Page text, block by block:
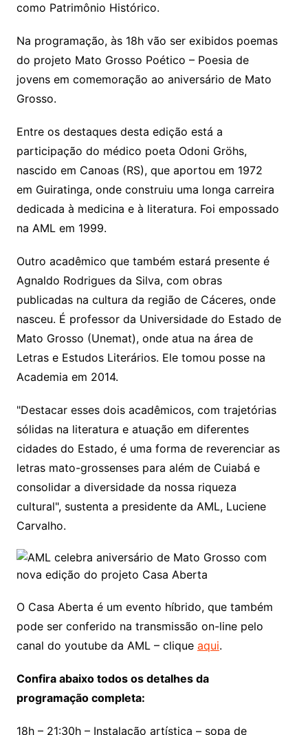
como Patrimônio Histórico.
Na programação, às 18h vão ser exibidos poemas
do projeto Mato Grosso Poético – Poesia de
jovens em comemoração ao aniversário de Mato
Grosso.
Entre os destaques desta edição está a
participação do médico poeta Odoni Gröhs,
nascido em Canoas (RS), que aportou em 1972
em Guiratinga, onde construiu uma longa carreira
dedicada à medicina e à literatura. Foi empossado
na AML em 1999.
Outro acadêmico que também estará presente é
Agnaldo Rodrigues da Silva, com obras
publicadas na cultura da região de Cáceres, onde
nasceu. É professor da Universidade do Estado de
Mato Grosso (Unemat), onde atua na área de
Letras e Estudos Literários. Ele tomou posse na
Academia em 2014.
"Destacar esses dois acadêmicos, com trajetórias
sólidas na literatura e atuação em diferentes
cidades do Estado, é uma forma de reverenciar as
letras mato-grossenses para além de Cuiabá e
consolidar a diversidade da nossa riqueza
cultural", sustenta a presidente da AML, Luciene
Carvalho.
O Casa Aberta é um evento híbrido, que também
pode ser conferido na transmissão on-line pelo
canal do youtube da AML – clique aqui.
Confira abaixo todos os detalhes da
programação completa:
18h – 21:30h – Instalação artística – sopa de